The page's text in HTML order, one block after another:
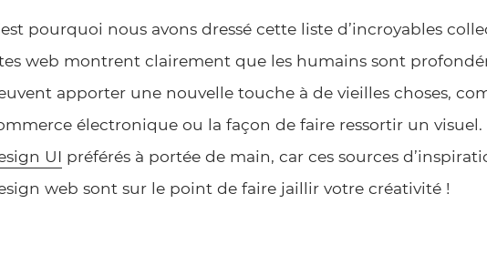
pourquoi nous avons dressé cette liste d’incroyables
web montrent clairement que les humains sont
apporter une nouvelle touche à de vieilles choses,
électronique ou la façon de faire ressortir un visuel.
UI préférés à portée de main, car ces sources
web sont sur le point de faire jaillir votre créativité !